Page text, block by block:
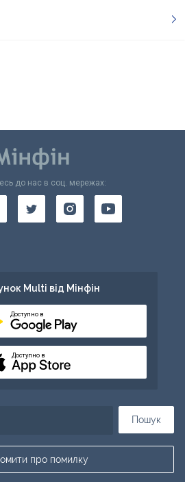
Пошук
про помилку
до нас в соц. мережах:
Multi від Мінфін
Доступно в
Доступно в